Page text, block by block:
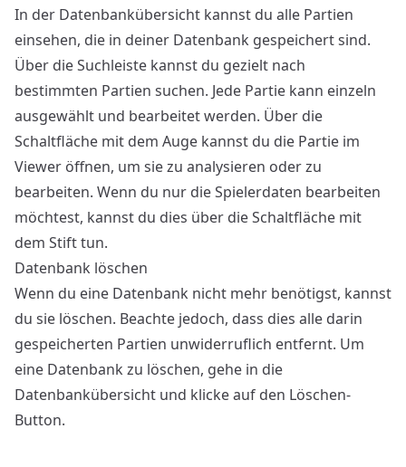
In der Datenbankübersicht kannst du alle Partien
einsehen, die in deiner Datenbank gespeichert sind.
Über die Suchleiste kannst du gezielt nach
bestimmten Partien suchen. Jede Partie kann einzeln
ausgewählt und bearbeitet werden. Über die
Schaltfläche mit dem Auge kannst du die Partie im
Viewer öffnen, um sie zu analysieren oder zu
bearbeiten. Wenn du nur die Spielerdaten bearbeiten
möchtest, kannst du dies über die Schaltfläche mit
dem Stift tun.
Datenbank löschen
Wenn du eine Datenbank nicht mehr benötigst, kannst
du sie löschen. Beachte jedoch, dass dies alle darin
gespeicherten Partien unwiderruflich entfernt. Um
eine Datenbank zu löschen, gehe in die
Datenbankübersicht und klicke auf den Löschen-
Button.